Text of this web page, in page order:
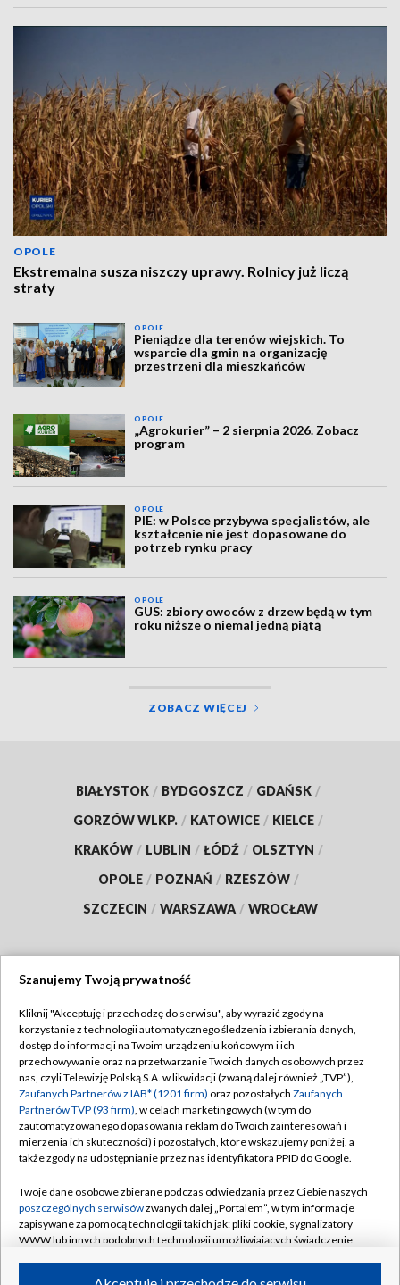
OPOLE
Ekstremalna susza niszczy uprawy. Rolnicy już liczą
straty
OPOLE
Pieniądze dla terenów wiejskich. To
wsparcie dla gmin na organizację
przestrzeni dla mieszkańców
OPOLE
„Agrokurier” – 2 sierpnia 2026. Zobacz
program
OPOLE
PIE: w Polsce przybywa specjalistów, ale
kształcenie nie jest dopasowane do
potrzeb rynku pracy
OPOLE
GUS: zbiory owoców z drzew będą w tym
roku niższe o niemal jedną piątą
ZOBACZ WIĘCEJ
BIAŁYSTOK / BYDGOSZCZ / GDAŃSK /
GORZÓW WLKP. / KATOWICE / KIELCE /
KRAKÓW / LUBLIN / ŁÓDŹ / OLSZTYN /
OPOLE / POZNAŃ / RZESZÓW /
SZCZECIN / WARSZAWA / WROCŁAW
TVP
Abonament TVP
Emisja w TVP
Centrum informacji TVP
Naziemna Telewizja Cyfrowa
Rada Programowa
System NOS
Informacje o nadawcy
Regulamin TVP
Polityka prywatności
Moje zgody
Pomoc
Kontakt
Kanały
Szanujemy Twoją prywatność
Kliknij "Akceptuję i przechodzę do serwisu", aby wyrazić zgody na
korzystanie z technologii automatycznego śledzenia i zbierania danych,
dostęp do informacji na Twoim urządzeniu końcowym i ich
przechowywanie oraz na przetwarzanie Twoich danych osobowych przez
nas, czyli Telewizję Polską S.A. w likwidacji (zwaną dalej również „TVP”),
Zaufanych Partnerów z IAB* (1201 firm) oraz pozostałych Zaufanych
Partnerów TVP (93 firm), w celach marketingowych (w tym do
zautomatyzowanego dopasowania reklam do Twoich zainteresowań i
mierzenia ich skuteczności) i pozostałych, które wskazujemy poniżej, a
także zgody na udostępnianie przez nas identyfikatora PPID do Google.
Twoje dane osobowe zbierane podczas odwiedzania przez Ciebie naszych
poszczególnych serwisówzwanych dalej „Portalem”, w tym informacje
zapisywane za pomocą technologii takich jak: pliki cookie, sygnalizatory
WWW lub innych podobnych technologii umożliwiających świadczenie